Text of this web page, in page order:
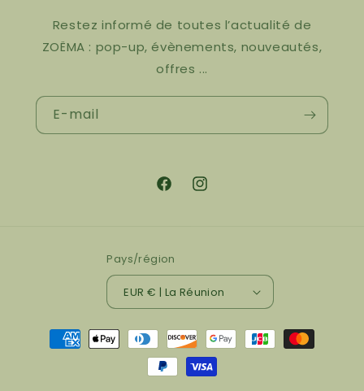
Restez informé de toutes l’actualité de
ZOËMA : pop-up, évènements, nouveautés,
offres ...
E-mail
FacebookInstagram
Pays/région
EUR € | La Réunion
Moyens